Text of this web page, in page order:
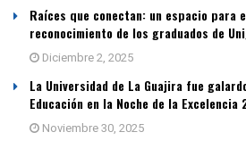
Raíces que conectan: un espacio para
reconocimiento de los graduados de
Diciembre 2, 2025
La Universidad de La Guajira fue
Educación en la Noche de la Excelencia
Noviembre 30, 2025